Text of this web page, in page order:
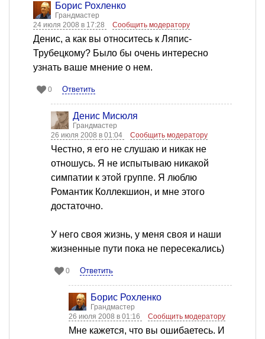
Борис Рохленко
Грандмастер
24 июля 2008 в 17:28
Сообщить модератору
Денис, а как вы относитесь к Ляпис-
Трубецкому? Было бы очень интересно
узнать ваше мнение о нем.
0 Ответить
Денис Мисюля
Грандмастер
26 июля 2008 в 01:04
Сообщить модератору
Честно, я его не слушаю и никак не
отношусь. Я не испытываю никакой
симпатии к этой группе. Я люблю
Романтик Коллекшион, и мне этого
достаточно.
У него своя жизнь, у меня своя и наши
жизненные пути пока не пересекались)
0 Ответить
Борис Рохленко
Грандмастер
26 июля 2008 в 01:16
Сообщить модератору
Мне кажется, что вы ошибаетесь. И